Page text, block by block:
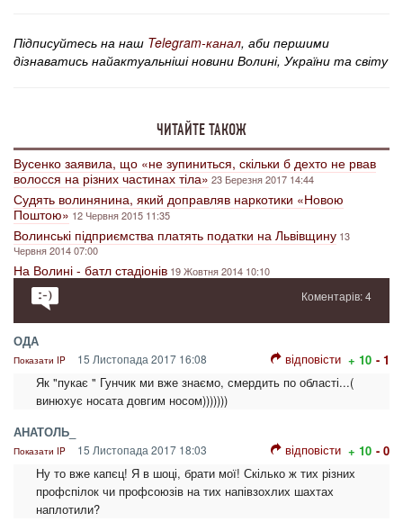
Підписуйтесь на наш Telegram-канал, аби першими
дізнаватись найактуальніші новини Волині, України та світу
ЧИТАЙТЕ ТАКОЖ
Вусенко заявила, що «не зупиниться, скільки б дехто не рвав
волосся на різних частинах тіла»23 Березня 2017 14:44
Судять волинянина, який доправляв наркотики «Новою
Поштою» 12 Червня 2015 11:35
Волинські підприємства платять податки на Львівщину 13
Червня 2014 07:00
На Волині - батл стадіонів 19 Жовтня 2014 10:10
Коментарів: 4
ОДА
Показати IP 15 Листопада 2017 16:08 відповісти + 10 - 1
Як "пукає " Гунчик ми вже знаємо, смердить по області...(
винюхує носата довгим носом)))))))
АНАТОЛЬ_
Показати IP 15 Листопада 2017 18:03 відповісти + 10 - 0
Ну то вже капєц! Я в шоці, брати мої! Скілько ж тих різних
профспілок чи профсоюзів на тих напівзохлих шахтах
наплотили?